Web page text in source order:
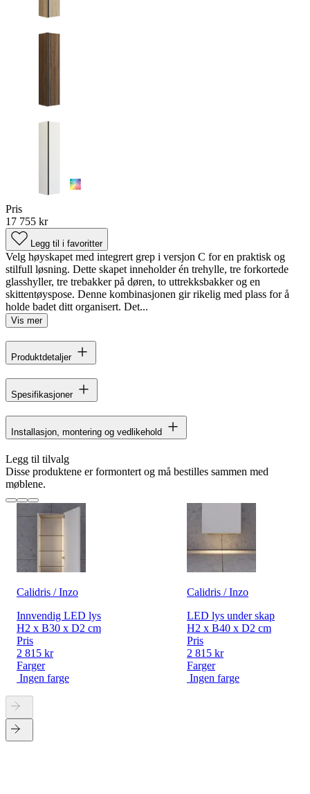
Pris
17 755 kr
Legg til i favoritter
Velg høyskapet med integrert grep i versjon C for en praktisk og
stilfull løsning. Dette skapet inneholder én trehylle, tre forkortede
glasshyller, tre trebakker på døren, to uttrekksbakker og en
skittentøyspose. Denne kombinasjonen gir rikelig med plass for å
holde badet ditt organisert. Det...
Vis mer
Produktdetaljer
Spesifikasjoner
Installasjon, montering og vedlikehold
Legg til tilvalg
Disse produktene er formontert og må bestilles sammen med
møblene.
Calidris / Inzo
Innvendig LED lys
H2 x B30 x D2 cm
Pris
2 815 kr
Farger
Ingen farge
Calidris / Inzo
LED lys under skap
H2 x B40 x D2 cm
Pris
2 815 kr
Farger
Ingen farge